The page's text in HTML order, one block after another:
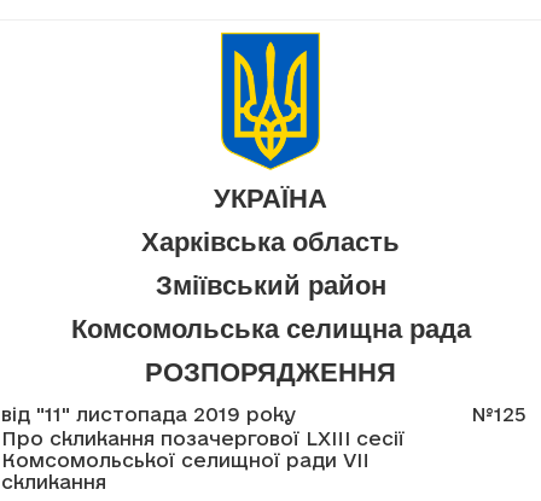
УКРАЇНА
Харківська область
Зміївський район
Комсомольська селищна рада
РОЗПОРЯДЖЕННЯ
від "11" листопада 2019 року
№125
Про скликання позачергової LXIII сесії
Комсомольської селищної ради VII
скликання